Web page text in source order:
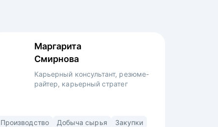
Маргарита
Смирнова
Карьерный консультант, резюме-
райтер, карьерный стратег
Карьерный консультант со специализацией
Производство Добыча сырья
Закупки